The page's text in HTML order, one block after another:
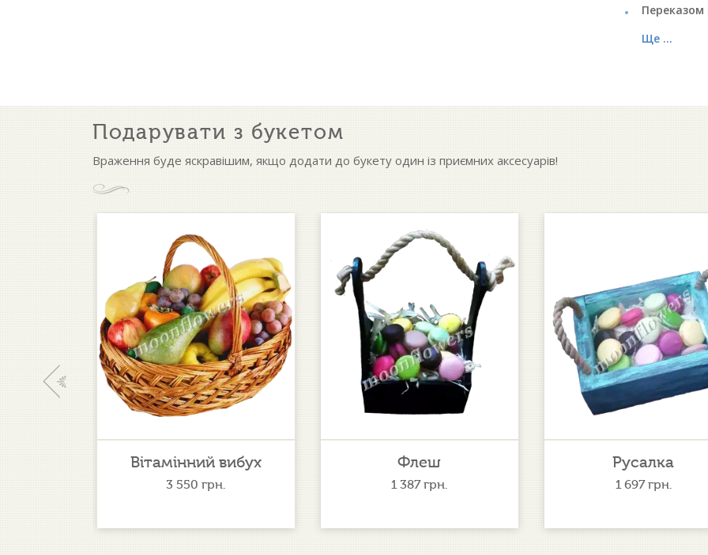
Переказом
Ще ...
Подарувати з букетом
Враження буде яскравішим, якщо додати до букету один із приємних аксесуарів!
Флеш
1 387 грн.
Русалка
1 697грн.
Не хворійте!
1 527грн.
‹